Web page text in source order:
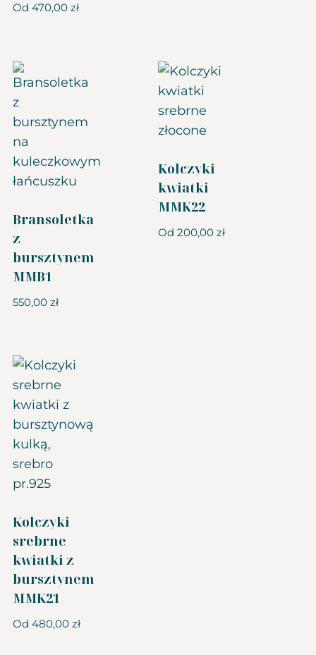
Od 470,00 zł
Bransoletka
z
bursztynem
MMB1
550,00 zł
Kolczyki
kwiatki
MMK22
Od 200,00 zł
Kolczyki
srebrne
kwiatki z
bursztynem
MMK21
Od 480,00 zł